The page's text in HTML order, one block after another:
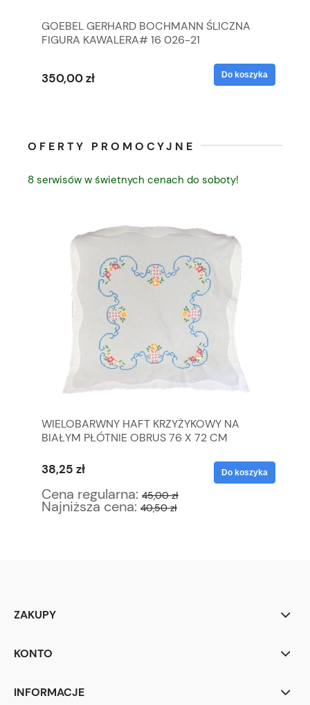
GOEBEL GERHARD BOCHMANN ŚLICZNA
FIGURA KAWALERA# 16 026-21
350,00 zł Do koszyka
OFERTY PROMOCYJNE
8 serwisów w świetnych cenach do soboty!
WIELOBARWNY HAFT KRZYŻYKOWY NA
BIAŁYM PŁÓTNIE OBRUS 76 X 72 CM
38,25 zł
Cena regularna: 45,00 zł
Najniższa cena: 40,50 zł
Do koszyka
ZAKUPY
KONTO
INFORMACJE